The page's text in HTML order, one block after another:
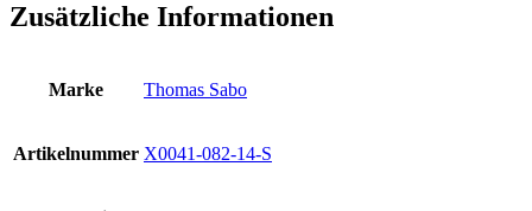
Zusätzliche Informationen
Marke Thomas Sabo
Artikelnummer X0041-082-14-S